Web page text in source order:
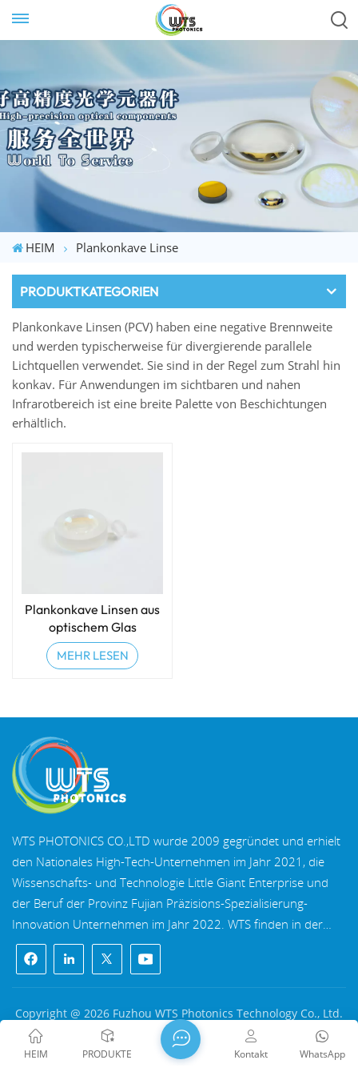
HEIM Plankonkave Linse
PRODUKTKATEGORIEN
Plankonkave Linsen (PCV) haben eine negative Brennweite
und werden typischerweise für divergierende parallele
Lichtquellen verwendet. Sie sind in der Regel zum Strahl hin
konkav. Für Anwendungen im sichtbaren und nahen
Infrarotbereich ist eine breite Palette von Beschichtungen
erhältlich.
Plankonkave Linsen aus
optischem Glas
MEHR LESEN
WTS PHOTONICS CO.,LTD wurde 2009 gegründet und erhielt
den Nationales High-Tech-Unternehmen im Jahr 2021, die
Wissenschafts- und Technologie Little Giant Enterprise und
der Beruf der Provinz Fujian Präzisions-Spezialisierung-
Innovation Unternehmen im Jahr 2022. WTS finden in der
wunderschöne Küstenstadt im Südosten Chinas, Fuzhou, eine
berühmte Optikstadt in China. WTS verfügt über 11.000
Quadratmeter standardisierte Fabrikhallen, eine Gruppe
qualifiziertem technischen Personal und einem kompletten
optischen Verarbeitungssystem, Beschichtungssystem,
Montagesystem und Qualitätskontrollsystem. WTS bietet
Copyright @ 2026 Fuzhou WTS Photonics Technology Co., Ltd.
Alle Rechte vorbehalten .
NETZWERK UNTERSTÜTZT
闽ICP备2024080551号 Sitemap Der Blog Xml/
HEIM PRODUKTE WhatsApp
Kontakt